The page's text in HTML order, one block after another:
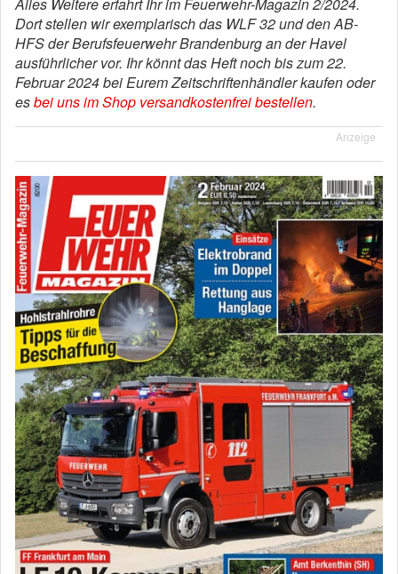
Dort stellen wir exemplarisch das WLF 32 und den AB-
HFS der Berufsfeuerwehr Brandenburg an der Havel
ausführlicher vor. Ihr könnt das Heft noch bis zum 22.
Februar 2024 bei Eurem Zeitschriftenhändler kaufen oder
esbei uns im Shop versandkostenfrei bestellen.
Anzeige